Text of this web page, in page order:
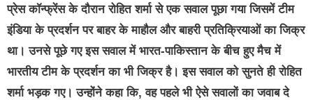
प्रेस कॉन्फ्रेंस के दौरान रोहित शर्मा से एक सवाल पूछा गया जिसमें टीम
इंडिया के प्रदर्शन पर बाहर के माहौल और बाहरी प्रतिक्रियाओं का जिक्र
था। उनसे पूछे गए इस सवाल में भारत-पाकिस्तान के बीच हुए मैच में
भारतीय टीम के प्रदर्शन का भी जिक्र है। इस सवाल को सुनते ही रोहित
शर्मा भड़क गए। उन्होंने कहा कि, वह पहले भी ऐसे सवालों का जवाब दे